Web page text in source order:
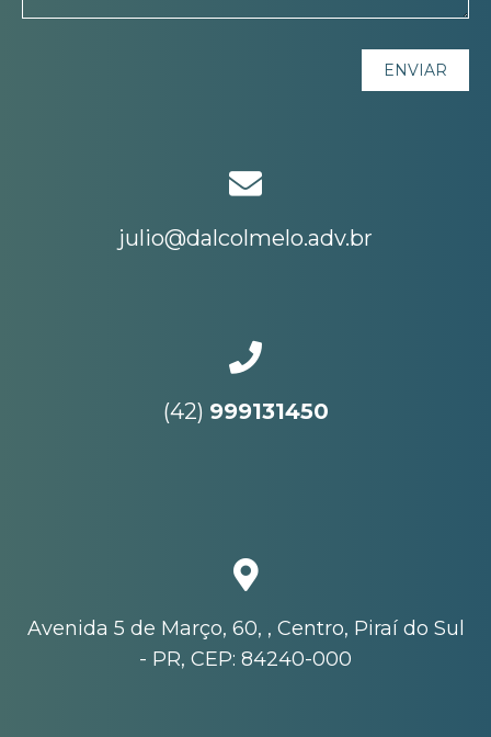
julio@dalcolmelo.adv.br
(42) 999131450
Avenida 5 de Março, 60, , Centro, Piraí do Sul
- PR, CEP: 84240-000